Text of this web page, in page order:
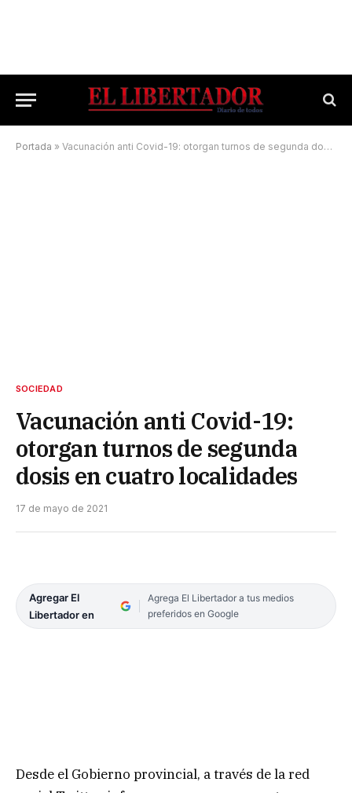
Portada » Vacunación anti Covid-19: otorgan turnos de segunda dosis en cuatro localidades
SOCIEDAD
Vacunación anti Covid-19:
otorgan turnos de segunda
dosis en cuatro localidades
17 de mayo de 2021
Agregar El
Libertador en
Agrega El Libertador a tus medios
preferidos en Google
Desde el Gobierno provincial, a través de la red